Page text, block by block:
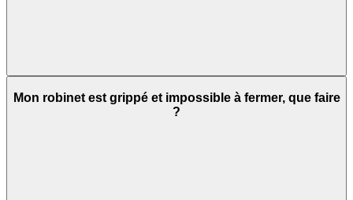
Mon robinet est grippé et impossible à fermer, que faire
?